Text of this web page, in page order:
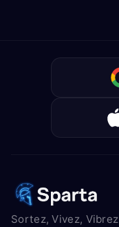
Sortez, Vivez, Vibrez